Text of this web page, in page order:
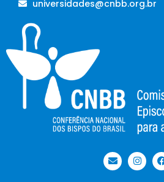
universidades@cnbb.org.br